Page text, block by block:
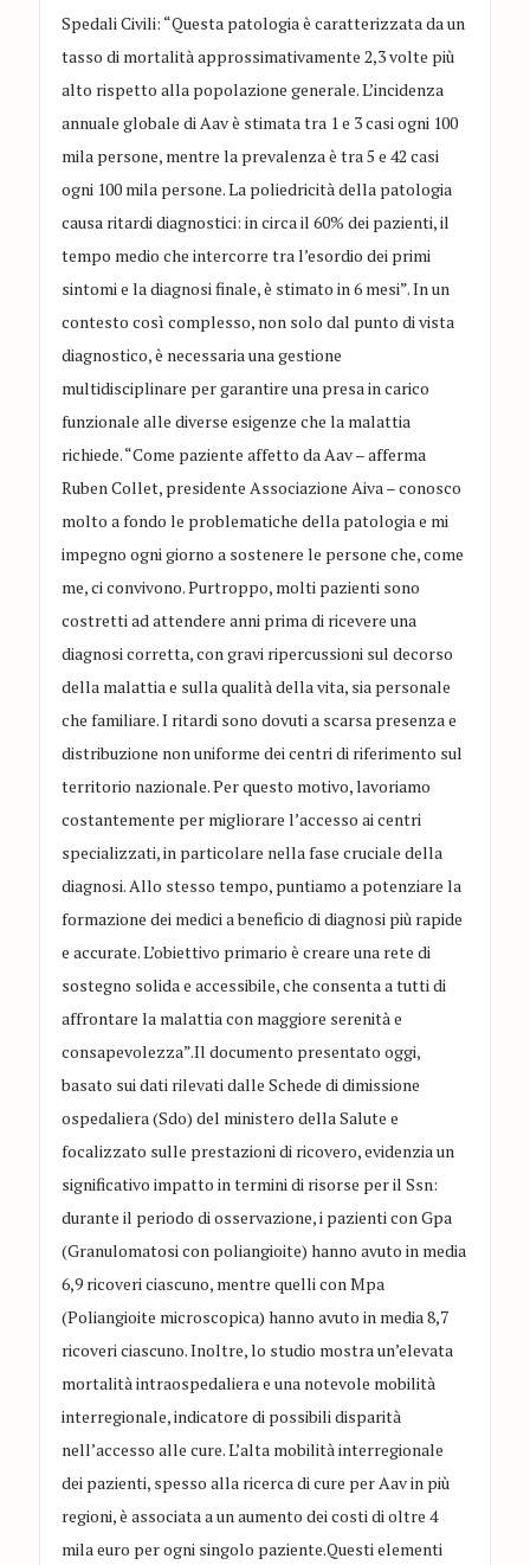
Spedali Civili: “Questa patologia è caratterizzata da un
tasso di mortalità approssimativamente 2,3 volte più
alto rispetto alla popolazione generale. L’incidenza
annuale globale di Aav è stimata tra 1 e 3 casi ogni 100
mila persone, mentre la prevalenza è tra 5 e 42 casi
ogni 100 mila persone. La poliedricità della patologia
causa ritardi diagnostici: in circa il 60% dei pazienti, il
tempo medio che intercorre tra l’esordio dei primi
sintomi e la diagnosi finale, è stimato in 6 mesi”. In un
contesto così complesso, non solo dal punto di vista
diagnostico, è necessaria una gestione
multidisciplinare per garantire una presa in carico
funzionale alle diverse esigenze che la malattia
richiede. “Come paziente affetto da Aav – afferma
Ruben Collet, presidente Associazione Aiva – conosco
molto a fondo le problematiche della patologia e mi
impegno ogni giorno a sostenere le persone che, come
me, ci convivono. Purtroppo, molti pazienti sono
costretti ad attendere anni prima di ricevere una
diagnosi corretta, con gravi ripercussioni sul decorso
della malattia e sulla qualità della vita, sia personale
che familiare. I ritardi sono dovuti a scarsa presenza e
distribuzione non uniforme dei centri di riferimento sul
territorio nazionale. Per questo motivo, lavoriamo
costantemente per migliorare l’accesso ai centri
specializzati, in particolare nella fase cruciale della
diagnosi. Allo stesso tempo, puntiamo a potenziare la
formazione dei medici a beneficio di diagnosi più rapide
e accurate. L’obiettivo primario è creare una rete di
sostegno solida e accessibile, che consenta a tutti di
affrontare la malattia con maggiore serenità e
consapevolezza”.Il documento presentato oggi,
basato sui dati rilevati dalle Schede di dimissione
ospedaliera (Sdo) del ministero della Salute e
focalizzato sulle prestazioni di ricovero, evidenzia un
significativo impatto in termini di risorse per il Ssn:
durante il periodo di osservazione, i pazienti con Gpa
(Granulomatosi con poliangioite) hanno avuto in media
6,9 ricoveri ciascuno, mentre quelli con Mpa
(Poliangioite microscopica) hanno avuto in media 8,7
ricoveri ciascuno. Inoltre, lo studio mostra un’elevata
mortalità intraospedaliera e una notevole mobilità
interregionale, indicatore di possibili disparità
nell’accesso alle cure. L’alta mobilità interregionale
dei pazienti, spesso alla ricerca di cure per Aav in più
regioni, è associata a un aumento dei costi di oltre 4
mila euro per ogni singolo paziente.Questi elementi